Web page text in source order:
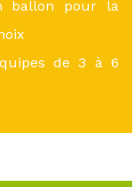
ballon pour la
de 3 à 6